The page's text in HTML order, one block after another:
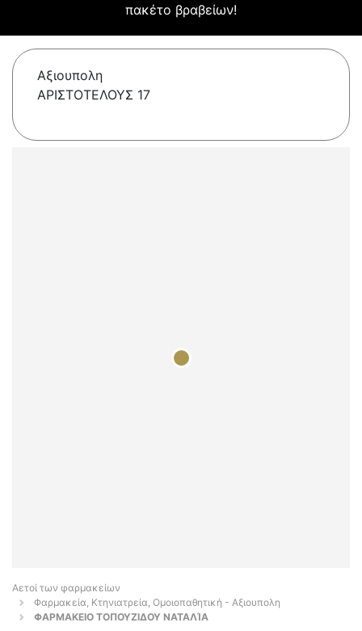
πακέτο βραβείων!
Αξιουπολη
ΑΡΙΣΤΟΤΕΛΟΥΣ 17
Αετοί των φαρμακείων
Φαρμακεία, Κτηνιατρεία, Ομοιοπαθητική - Αξιουπολη
ΦΑΡΜΑΚΕΙΟ ΤΟΠΟΥΖΙΔΟΥ ΝΑΤΑΛΊΑ